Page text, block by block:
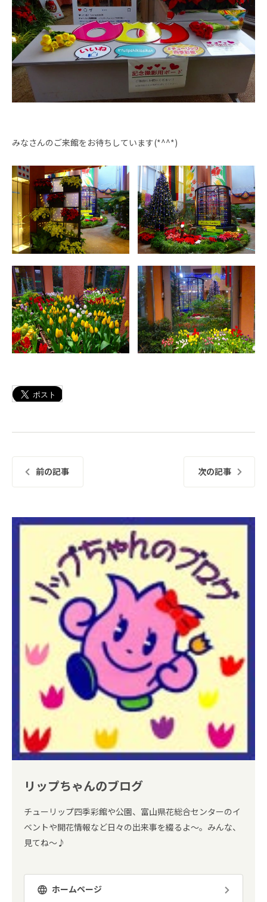
みなさんのご来館をお待ちしています(*^^*)
前の記事 次の記事
リップちゃんのブログ
チューリップ四季彩館や公園、富山県花総合センターのイ
ベントや開花情報など日々の出来事を綴るよ～。みんな、
見てね～♪
ホームページ